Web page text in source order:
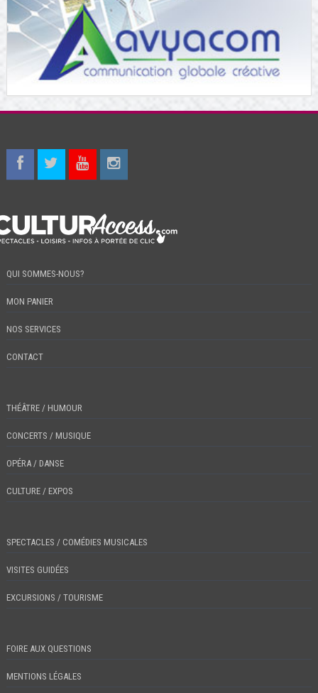
QUI SOMMES-NOUS?
MON PANIER
NOS SERVICES
CONTACT
THÉÂTRE / HUMOUR
CONCERTS / MUSIQUE
OPÉRA / DANSE
CULTURE / EXPOS
SPECTACLES / COMÉDIES MUSICALES
VISITES GUIDÉES
EXCURSIONS / TOURISME
FOIRE AUX QUESTIONS
MENTIONS LÉGALES